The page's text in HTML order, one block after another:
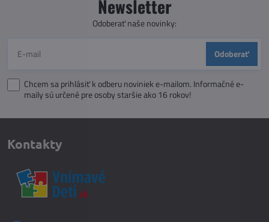
Newsletter
Odoberať naše novinky:
Odoberať
Chcem sa prihlásiť k odberu noviniek e-mailom. Informačné e-
maily sú určené pre osoby staršie ako 16 rokov!
Kontakty